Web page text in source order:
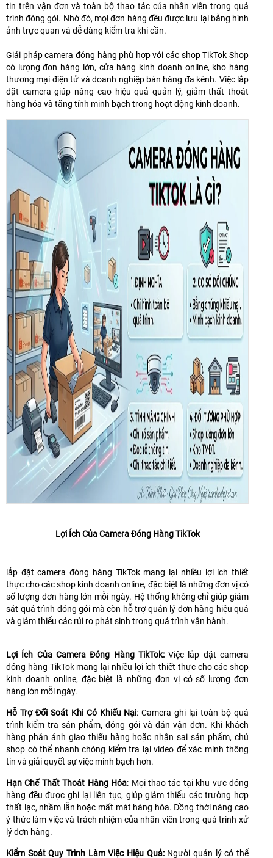
tin trên vận đơn và toàn bộ thao tác của nhân viên trong quá
trình đóng gói. Nhờ đó, mọi đơn hàng đều được lưu lại bằng hình
ảnh trực quan và dễ dàng kiểm tra khi cần.
Giải pháp camera đóng hàng phù hợp với các shop TikTok Shop
có lượng đơn hàng lớn, cửa hàng kinh doanh online, kho hàng
thương mại điện tử và doanh nghiệp bán hàng đa kênh. Việc lắp
đặt camera giúp nâng cao hiệu quả quản lý, giảm thất thoát
hàng hóa và tăng tính minh bạch trong hoạt động kinh doanh.
Lợi Ích Của Camera Đóng Hàng TikTok
lắp đặt camera đóng hàng TikTok mang lại nhiều lợi ích thiết
thực cho các shop kinh doanh online, đặc biệt là những đơn vị có
số lượng đơn hàng lớn mỗi ngày. Hệ thống không chỉ giúp giám
sát quá trình đóng gói mà còn hỗ trợ quản lý đơn hàng hiệu quả
và giảm thiểu các rủi ro phát sinh trong quá trình vận hành.
Lợi Ích Của Camera Đóng Hàng TikTok:Việc lắp đặt camera
đóng hàng TikTok mang lại nhiều lợi ích thiết thực cho các shop
kinh doanh online, đặc biệt là những đơn vị có số lượng đơn
hàng lớn mỗi ngày.
Hỗ Trợ Đối Soát Khi Có Khiếu Nại: Camera ghi lại toàn bộ quá
trình kiểm tra sản phẩm, đóng gói và dán vận đơn. Khi khách
hàng phản ánh giao thiếu hàng hoặc nhận sai sản phẩm, chủ
shop có thể nhanh chóng kiểm tra lại video để xác minh thông
tin và giải quyết sự việc minh bạch hơn.
Hạn Chế Thất Thoát Hàng Hóa: Mọi thao tác tại khu vực đóng
hàng đều được ghi lại liên tục, giúp giảm thiểu các trường hợp
thất lạc, nhầm lẫn hoặc mất mát hàng hóa. Đồng thời nâng cao
ý thức làm việc và trách nhiệm của nhân viên trong quá trình xử
lý đơn hàng.
Kiểm Soát Quy Trình Làm Việc Hiệu Quả:Người quản lý có thể